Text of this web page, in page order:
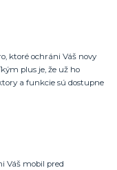
ktoré ochráni Váš novy
plus je, že už ho
a funkcie sú dostupne
Váš mobil pred